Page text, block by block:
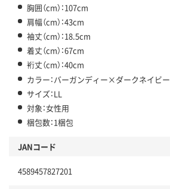
胸囲（cm）：107cm
肩幅（cm）：43cm
袖丈（cm）：18.5cm
着丈（cm）：67cm
裄丈（cm）：40cm
カラー：バーガンディー×ダークネイビー
サイズ：LL
対象：女性用
梱包数：1梱包
JANコード
4589457827201